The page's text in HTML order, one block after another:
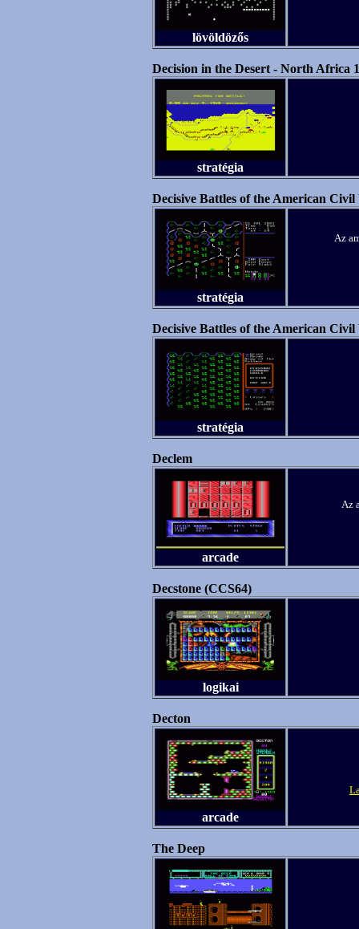
lövöldözős
Decision in the Desert - North Africa
stratégia
Decisive Battles of the American
stratégia
Az
Decisive Battles of the American
stratégia
Declem
arcade
Az
Decstone (CCS64)
logikai
Decton
arcade
The Deep